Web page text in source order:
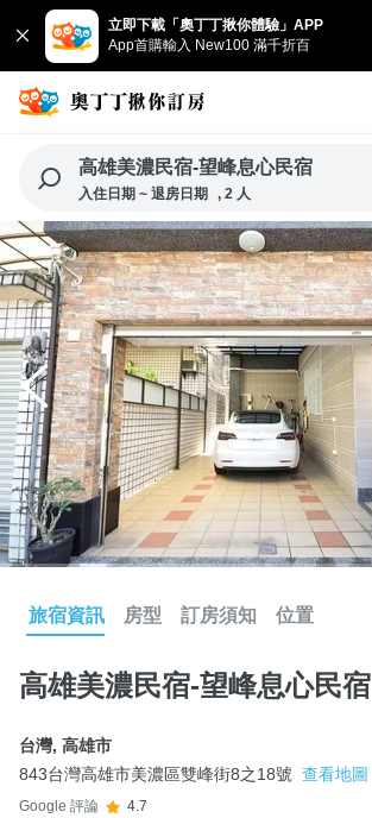
立即下載「奧丁丁揪你體驗」APP
App首購輸入 New100 滿千折百
高雄美濃民宿-望峰息心民宿
入住日期 ~ 退房日期 , 2 人
旅宿資訊 房型 訂房須知 位置
高雄美濃民宿-望峰息心民宿
台灣, 高雄市
843台灣高雄市美濃區雙峰街8之18號 查看地圖
Google 評論 4.7